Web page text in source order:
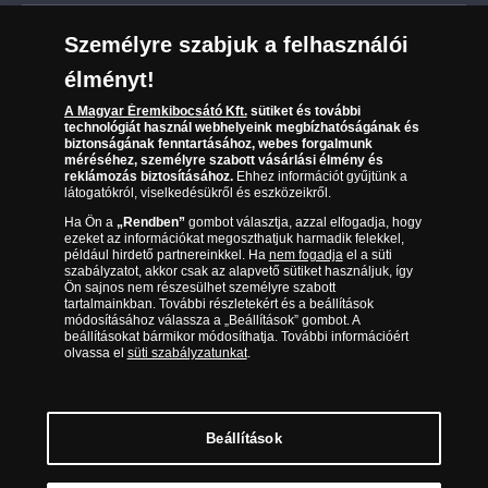
Kézbesítés
Reklamáció
Visszaküldés
Elállási űrlap
Karrier
Sütik (cookies) használata
Süti (cookies)Beállítások
Társaságunkról
Az érmék és érmek ára és értéke
Gyakran ismételt kérdések
Adatkezelés
06 80 888 889
(díjmentesen hívható hétfőtől csütörtökig 9.00 és 17.00
óra között, péntekenként 9.00 és 15.00 óra között)
Magyar Éremkibocsátó Kft. 1134 Budapest, Váci út 33. Cégjegyzékszám: 01-09-
957944, Adószám: 23275395-2-41 A Társaság a Magyar Kereskedelmi
Személyre szabjuk a felhasználói
élményt!
A Magyar Éremkibocsátó Kft.sütiket és további
technológiát használ webhelyeink megbízhatóságának és
biztonságának fenntartásához, webes forgalmunk
méréséhez, személyre szabott vásárlási élmény és
reklámozás biztosításához.Ehhez információt gyűjtünk a
látogatókról, viselkedésükről és eszközeikről.
Ha Ön a „Rendben”gombot választja, azzal elfogadja, hogy
ezeket az információkat megoszthatjuk harmadik felekkel,
például hirdető partnereinkkel. Ha nem fogadjael a süti
szabályzatot, akkor csak az alapvető sütiket használjuk, így
Ön sajnos nem részesülhet személyre szabott
tartalmainkban. További részletekért és a beállítások
módosításához válassza a „Beállítások” gombot. A
beállításokat bármikor módosíthatja. További információért
olvassa el süti szabályzatunkat.
Beállítások